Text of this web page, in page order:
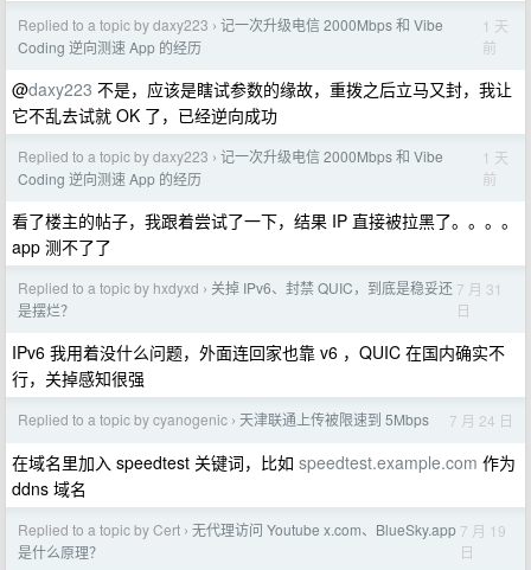
Replied to a topic by daxy223 › 记一次升级电信 2000Mbps 和 Vibe
Coding 逆向测速 App 的经历
1 天
前
@daxy223 不是，应该是瞎试参数的缘故，重拨之后立马又封，我让
它不乱去试就 OK 了，已经逆向成功
Replied to a topic by daxy223 › 记一次升级电信 2000Mbps 和 Vibe
Coding 逆向测速 App 的经历
1 天
前
看了楼主的帖子，我跟着尝试了一下，结果 IP 直接被拉黑了。。。。
app 测不了了
Replied to a topic by hxdyxd › 关掉 IPv6、封禁 QUIC，到底是稳妥还
是摆烂？
7 月 31
日
IPv6 我用着没什么问题，外面连回家也靠 v6 ，QUIC 在国内确实不
行，关掉感知很强
Replied to a topic by cyanogenic › 天津联通上传被限速到 5Mbps 7 月 24 日
在域名里加入 speedtest 关键词，比如 speedtest.example.com 作为
ddns 域名
Replied to a topic by Cert › 无代理访问 Youtube x.com、BlueSky.app
是什么原理？
7 月 19
日